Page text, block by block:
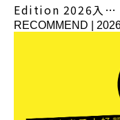
Edition 2026入…
RECOMMEND